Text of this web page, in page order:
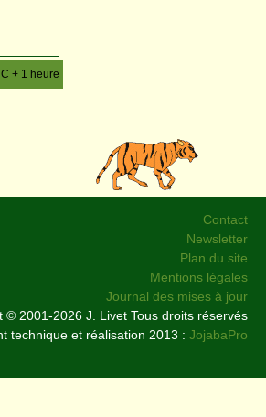
+ 1 heure
Contact
Newsletter
Plan du site
Mentions légales
Journal des mises à jour
© 2001-2026 J. Livet Tous droits réservés
technique et réalisation 2013 : JojabaPro